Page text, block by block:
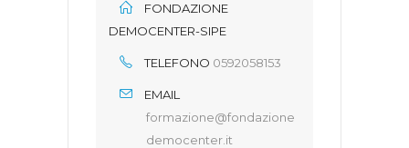
FONDAZIONE
DEMOCENTER-SIPE
TELEFONO 0592058153
EMAIL
formazione@fondazione
democenter.it